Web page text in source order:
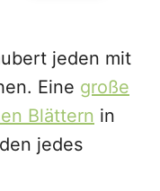
jeden mit
Eine große
Blättern in
jedes